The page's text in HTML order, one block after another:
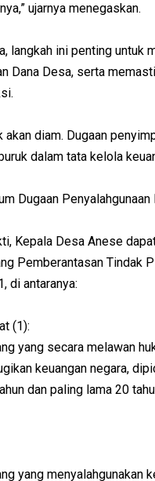
ujarnya menegaskan.
langkah ini penting untuk
Dana Desa, serta
akan diam. Dugaan
dalam tata kelola
Dugaan Penyalahgunaan
Kepala Desa Anese
Pemberantasan Tindak
di antaranya:
(1):
yang secara melawan
keuangan negara,
dan paling lama 20
yang menyalahgunakan